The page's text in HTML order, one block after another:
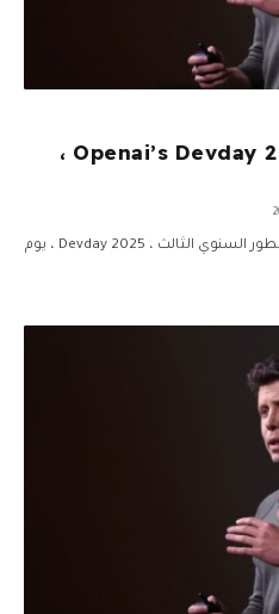
ما يمكن توقعه في Openai’s Devday 2025 ،
تستعد Openai لاستضافة مؤتمر المطور السنوي الثالث ، Devday 2025 ، يوم